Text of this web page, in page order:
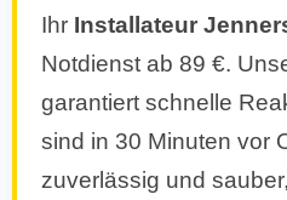
Ihr Installateur
Notdienst ab 89 €.
garantiert schnelle
sind in 30 Minuten vor
zuverlässig und